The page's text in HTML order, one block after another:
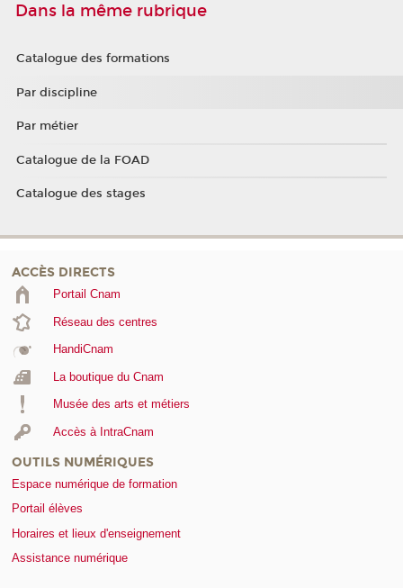
Dans la même rubrique
Catalogue des formations
Par discipline
Par métier
Catalogue de la FOAD
Catalogue des stages
ACCÈS DIRECTS
Portail Cnam
Réseau des centres
HandiCnam
La boutique du Cnam
Musée des arts et métiers
Accès à IntraCnam
OUTILS NUMÉRIQUES
Espace numérique de formation
Portail élèves
Horaires et lieux d'enseignement
Assistance numérique